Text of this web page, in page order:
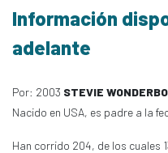
Información
adelante
Por: 2003 STEVIE
Nacido en USA, es padre a la
Han corrido 204, de los cuales